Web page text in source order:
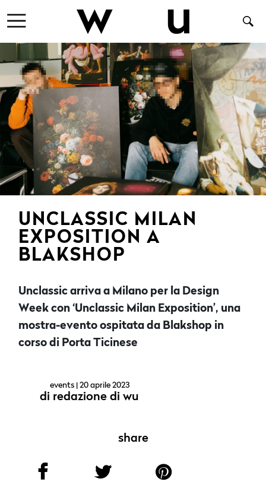
UNCLASSIC MILAN
EXPOSITION A
BLAKSHOP
Unclassic arriva a Milano per la Design
Week con ‘Unclassic Milan Exposition’, una
mostra-evento ospitata da Blakshop in
corso di Porta Ticinese
events| 20 aprile 2023
di redazione di wu
share